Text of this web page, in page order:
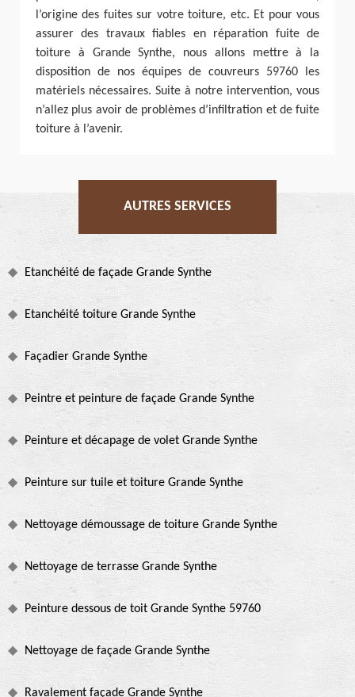
l’origine des fuites sur votre toiture, etc. Et pour vous
assurer des travaux fiables en réparation fuite de
toiture à Grande Synthe, nous allons mettre à la
disposition de nos équipes de couvreurs 59760 les
matériels nécessaires. Suite à notre intervention, vous
n’allez plus avoir de problèmes d’infiltration et de fuite
toiture à l’avenir.
AUTRES SERVICES
Etanchéité de façade Grande Synthe
Etanchéité toiture Grande Synthe
Façadier Grande Synthe
Peintre et peinture de façade Grande Synthe
Peinture et décapage de volet Grande Synthe
Peinture sur tuile et toiture Grande Synthe
Nettoyage démoussage de toiture Grande Synthe
Nettoyage de terrasse Grande Synthe
Peinture dessous de toit Grande Synthe 59760
Nettoyage de façade Grande Synthe
Ravalement façade Grande Synthe